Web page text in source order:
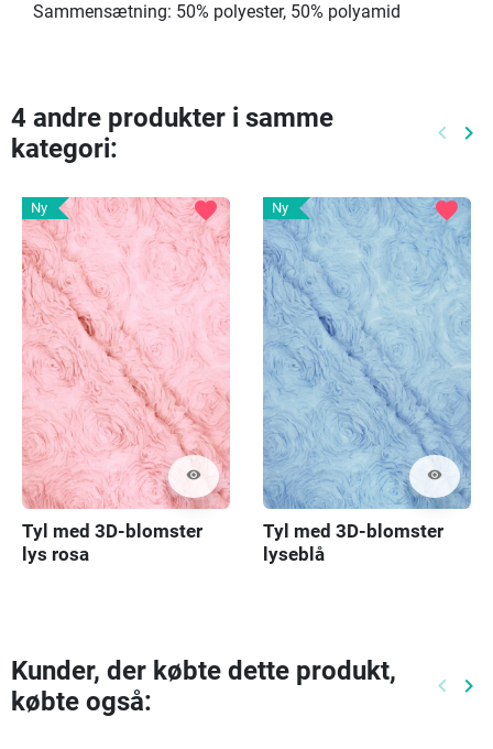
Sammensætning: 50% polyester, 50% polyamid
4 andre produkter i samme
kategori:
keyboard_arrow_left keyboard_arrow_right
Ny
visibility
favorite
Tyl med 3D-blomster
lys rosa
Ny
visibility
favorite
Tyl med 3D-blomster
lyseblå
Kunder, der købte dette produkt,
købte også:
keyboard_arrow_left keyboard_arrow_right